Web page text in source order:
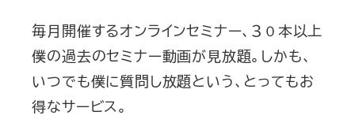
毎月開催するオンラインセミナー、３０本以上
僕の過去のセミナー動画が見放題。しかも、
いつでも僕に質問し放題という、とってもお
得なサービス。